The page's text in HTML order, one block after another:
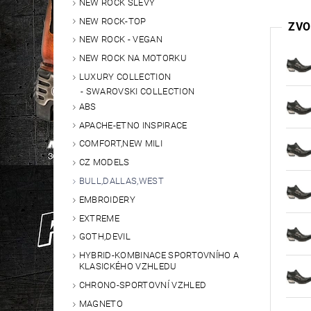
NEW ROCK SLEVY
NEW ROCK-TOP
NEW ROCK - VEGAN
NEW ROCK NA MOTORKU
LUXURY COLLECTION
SWAROVSKI COLLECTION
ABS
APACHE-ETNO INSPIRACE
COMFORT,NEW MILI
CZ MODELS
BULL,DALLAS,WEST
EMBROIDERY
EXTREME
GOTH,DEVIL
HYBRID-KOMBINACE SPORTOVNÍHO A
KLASICKÉHO VZHLEDU
CHRONO-SPORTOVNÍ VZHLED
MAGNETO